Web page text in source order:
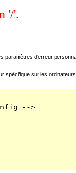
'/'.
paramètres d'erreur
spécifique sur les
-->